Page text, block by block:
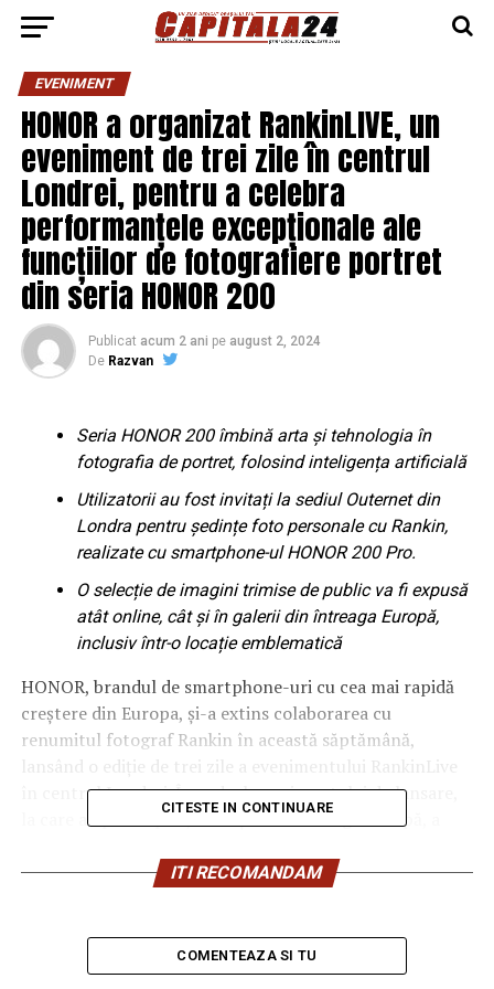
EVENIMENT
HONOR a organizat RankinLIVE, un
eveniment de trei zile în centrul
Londrei, pentru a celebra
performanțele excepționale ale
funcțiilor de fotografiere portret
din seria HONOR 200
Publicat acum 2 ani pe august 2, 2024
De Razvan
Seria HONOR 200 îmbină arta și tehnologia în
fotografia de portret, folosind inteligența artificială
Utilizatorii au fost invitați la sediul Outernet din
Londra pentru ședințe foto personale cu Rankin,
realizate cu smartphone-ul HONOR 200 Pro.
O selecție de imagini trimise de public va fi expusă
atât online, cât și în galerii din întreaga Europă,
inclusiv într-o locație emblematică
HONOR, brandul de smartphone-uri cu cea mai rapidă
creștere din Europa, și-a extins colaborarea cu
renumitul fotograf Rankin în această săptămână,
lansând o ediție de trei zile a evenimentului RankinLive
în centrul Londrei. În cadrul evenimentului de lansare,
la care au participat jurnaliști din întreaga Europă, a
portret perfectă și o sesiune de întrebări și răspunsuri
În cadrul evenimentului, Rankin a prezentat procesul
său în opt pași pentru a obține portrete de nivel
CITESTE IN CONTINUARE
ITI RECOMANDAM
COMENTEAZA SI TU